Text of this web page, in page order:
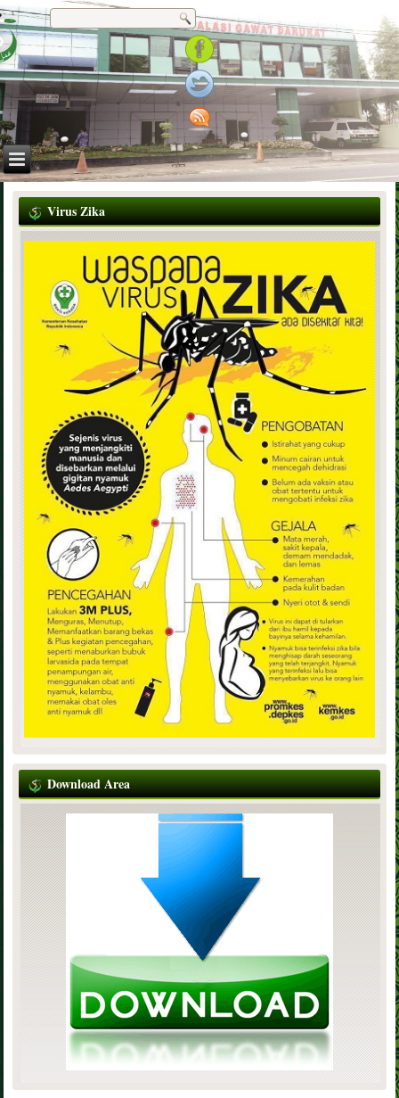
Virus Zika
Download Area